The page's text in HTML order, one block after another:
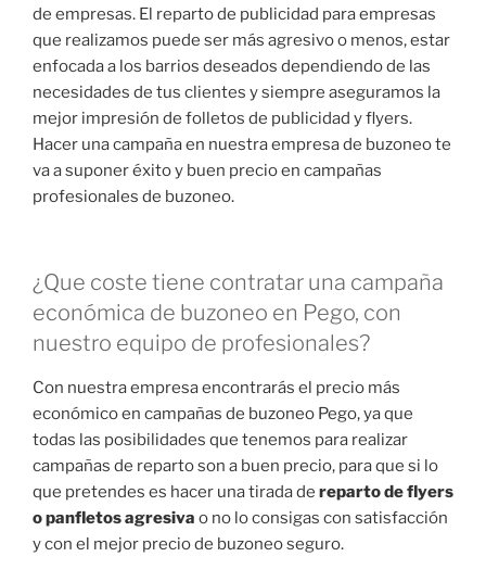
de empresas. El reparto de publicidad para empresas
que realizamos puede ser más agresivo o menos, estar
enfocada a los barrios deseados dependiendo de las
necesidades de tus clientes y siempre aseguramos la
mejor impresión de folletos de publicidad y flyers.
Hacer una campaña en nuestra empresa de buzoneo te
va a suponer éxito y buen precio en campañas
profesionales de buzoneo.
¿Que coste tiene contratar una campaña
económica de buzoneo en Pego, con
nuestro equipo de profesionales?
Con nuestra empresa encontrarás el precio más
económico en campañas de buzoneo Pego, ya que
todas las posibilidades que tenemos para realizar
campañas de reparto son a buen precio, para que si lo
que pretendes es hacer una tirada de reparto de flyers
o panfletos agresiva o no lo consigas con satisfacción
y con el mejor precio de buzoneo seguro.